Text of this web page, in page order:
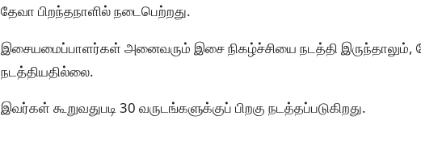
தேவா பிறந்தநாளில் நடைபெற்றது.
இசையமைப்பாளர்கள் அனைவரும் இசை நிகழ்ச்சியை நடத்தி இருந்தாலும்,
நடத்தியதில்லை.
இவர்கள் கூறுவதுபடி 30 வருடங்களுக்குப் பிறகு நடத்தப்படுகிறது.